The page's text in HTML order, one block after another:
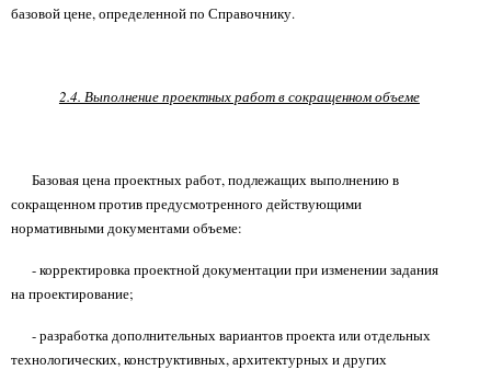
базовой цене, определенной по Справочнику.
2.4. Выполнение проектных работ в сокращенном объеме
Базовая цена проектных работ, подлежащих выполнению в
сокращенном против предусмотренного действующими
нормативными документами объеме:
- корректировка проектной документации при изменении задания
на проектирование;
- разработка дополнительных вариантов проекта или отдельных
технологических, конструктивных, архитектурных и других